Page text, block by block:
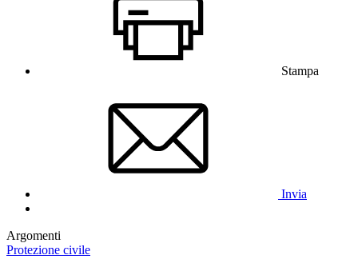
Stampa
Invia
Argomenti
Protezione civile